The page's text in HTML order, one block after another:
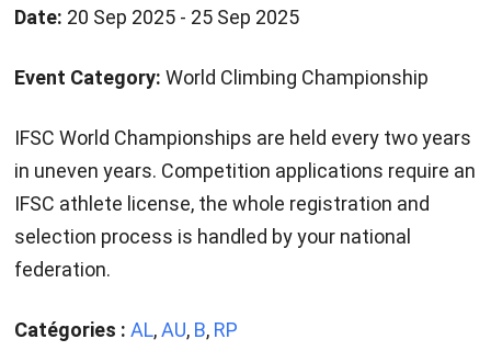
Date: 20 Sep 2025 - 25 Sep 2025
Event Category: World Climbing Championship
IFSC World Championships are held every two years
in uneven years. Competition applications require an
IFSC athlete license, the whole registration and
selection process is handled by your national
federation.
Catégories : AL,AU, B, RP